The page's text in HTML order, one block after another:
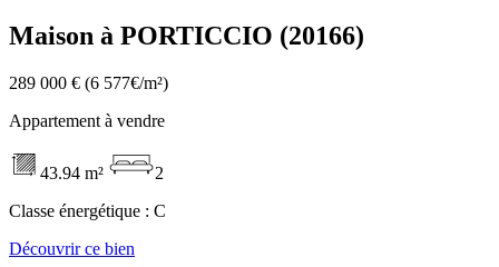
Maison à PORTICCIO (20166)
289 000 € (6 577€/m²)
Appartement à vendre
43.94 m²
2
Classe énergétique : C
Découvrir ce bien